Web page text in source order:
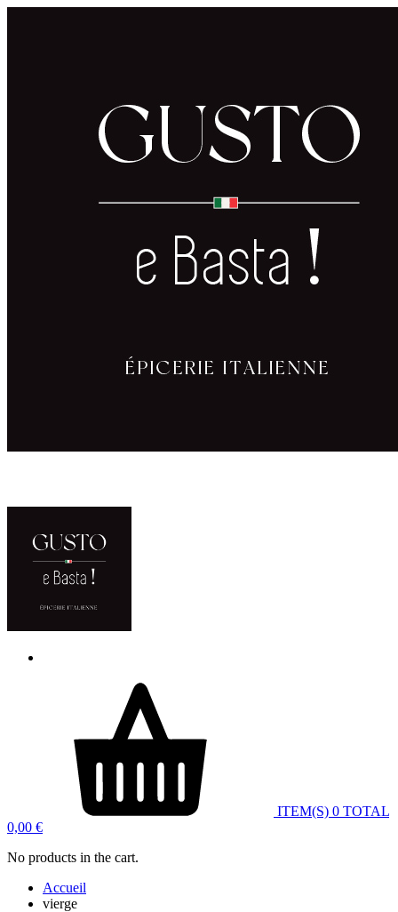
ITEM(S) 0 TOTAL
0,00 €
No products in the cart.
Accueil
vierge